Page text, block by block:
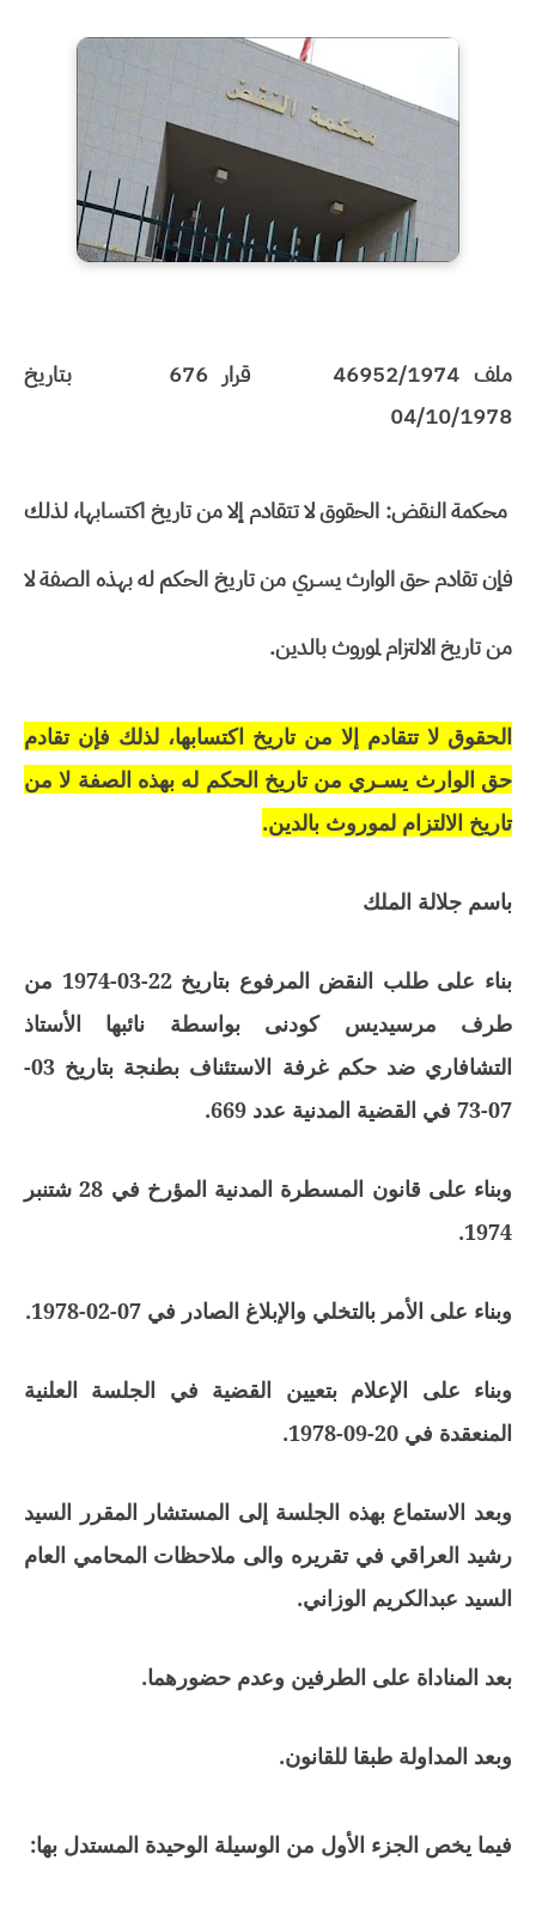
ملف 46952/1974 قرار 676
بتاريخ
04/10/1978
محكمة النقض: الحقوق لا تتقادم إلا من تاريخ اكتسابها، لذلك
فإن تقادم حق الوارث يسـري من تاريخ الحكم له بهذه الصفة لا
من تاريخ الالتزام لموروث بالدين.
الحقوق لا تتقادم إلا من تاريخ اكتسابها، لذلك فإن تقادم
حق الوارث يسـري من تاريخ الحكم له بهذه الصفة لا من
تاريخ الالتزام لموروث بالدين.
باسم جلالة الملك
بناء على طلب النقض المرفوع بتاريخ 22-03-1974 من
طرف مرسيديس كودنى بواسطة نائبها الأستاذ
التشافاري ضد حكم غرفة الاستئناف بطنجة بتاريخ 03-
07-73 في القضية المدنية عدد 669.
وبناء على قانون المسطرة المدنية المؤرخ في 28 شتنبر
1974.
وبناء على الأمر بالتخلي والإبلاغ الصادر في 07-02-1978.
وبناء على الإعلام بتعيين القضية في الجلسة العلنية
المنعقدة في 20-09-1978.
وبعد الاستماع بهذه الجلسة إلى المستشار المقرر السيد
رشيد العراقي في تقريره والى ملاحظات المحامي العام
السيد عبدالكريم الوزاني.
بعد المناداة على الطرفين وعدم حضورهما.
وبعد المداولة طبقا للقانون.
فيما يخص الجزء الأول من الوسيلة الوحيدة المستدل بها: